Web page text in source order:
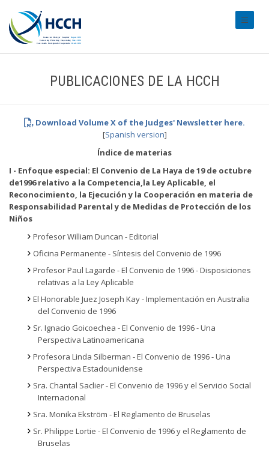
PUBLICACIONES DE LA HCCH
Download Volume X of the Judges' Newsletter here.
[Spanish version]
Índice de materias
I - Enfoque especial: El Convenio de La Haya de 19 de octubre
de1996 relativo a la Competencia,la Ley Aplicable, el
Reconocimiento, la Ejecución y la Cooperación en materia de
Responsabilidad Parental y de Medidas de Protección de los
Niños
Profesor William Duncan - Editorial
Oficina Permanente - Síntesis del Convenio de 1996
Profesor Paul Lagarde - El Convenio de 1996 - Disposiciones
relativas a la Ley Aplicable
El Honorable Juez Joseph Kay - Implementación en Australia
del Convenio de 1996
Sr. Ignacio Goicoechea - El Convenio de 1996 - Una
Perspectiva Latinoamericana
Profesora Linda Silberman - El Convenio de 1996 - Una
Perspectiva Estadounidense
Sra. Chantal Saclier - El Convenio de 1996 y el Servicio Social
Internacional
Sra. Monika Ekström - El Reglamento de Bruselas
Sr. Philippe Lortie - El Convenio de 1996 y el Reglamento de
Bruselas